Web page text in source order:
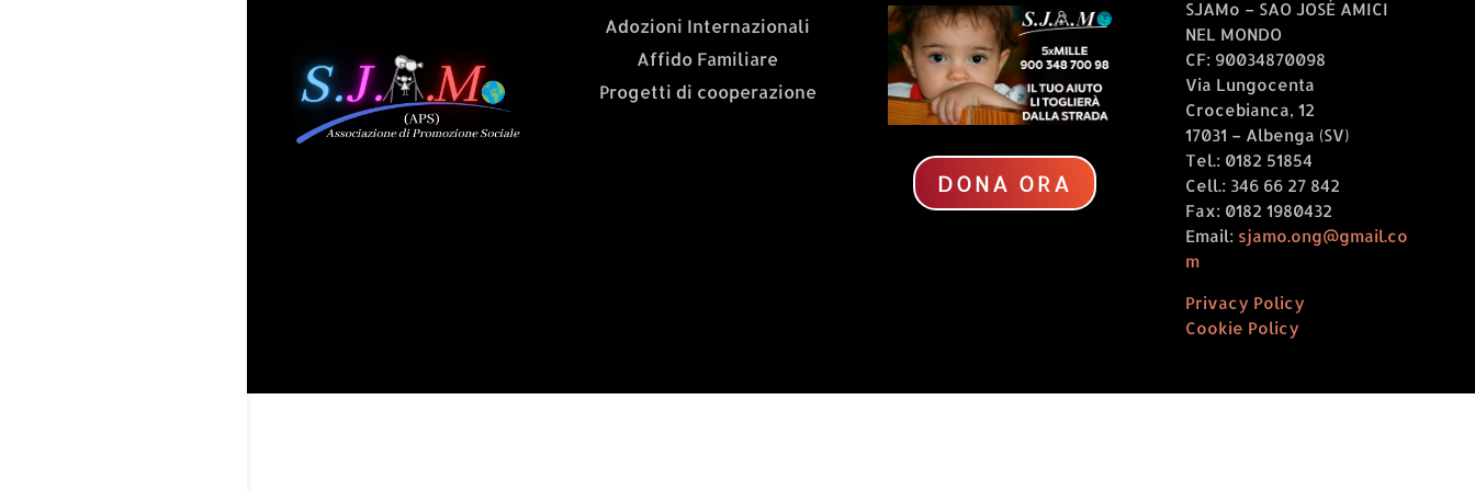
l’anno 2023, del
rimborso delle spese
Adozioni Internazionali
Affido Familiare
Progetti di cooperazione
DONA ORA
SJAMo – SAO JOSÉ AMICI
NEL MONDO
CF: 90034870098
Via Lungocenta
Crocebianca, 12
17031 – Albenga (SV)
Tel.: 0182 51854
Cell.: 346 66 27 842
Fax: 0182 1980432
Email: sjamo.ong@gmail.co
m
Privacy Policy
Cookie Policy